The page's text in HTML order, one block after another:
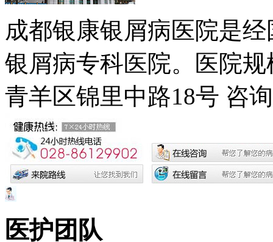
成都银康银屑病医院是
银屑病专科医院。医院规
青羊区锦里中路18号 咨
医护团队